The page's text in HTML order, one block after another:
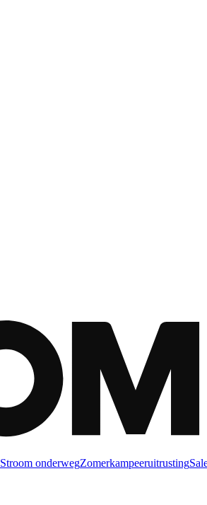
Stroom onderwegZomerkampeeruitrusting